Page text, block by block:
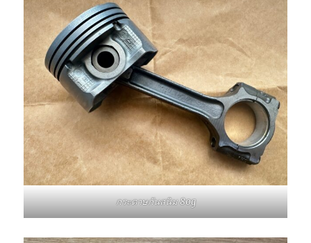
กระดาษกันสนิม 80g